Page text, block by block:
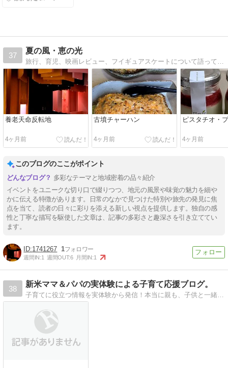
37
夏の風・恵の光
養老天命反転地
4ヶ月前
古墳チャーハン
4ヶ月前
ピスタチオ・
4ヶ月前
このブログのここがポイント
多彩なテーマと地域密着の品々紹介
イベントをユニークな切り口で綴りつつ、地元の風景や味覚の魅力を細や
かに伝える特徴があります。日常のなかで見つけた特別や旅先の発見に焦
点を当て、読者の日々に彩りを添える新しい視点を提供します。独自の感
性と丁寧な描写を駆使した文章は、記事の多彩さと趣深さを引き立ててい
ます。
1741267 1
週間IN:1 週間OUT:6 月間IN:1
38
新米ママ＆パパの実体験による子育て応援ブログ。
子育てに役立つ情報を実体験から発信！本当に親も、子供と一緒に成長していくんですね！毎日が発見！楽しい日々！